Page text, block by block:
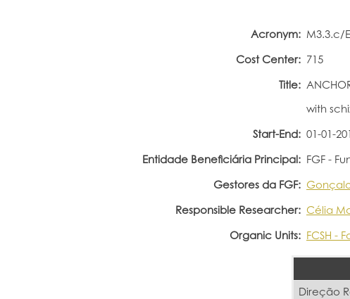
Acronym: M3.3.c/
Cost Center: 715
Title:
with
Start-End: 01-01-
Entidade Beneficiária Principal: FGF -
Gestores da FGF:
Responsible Researcher: Célia
Organic Units: FCSH -
Direção